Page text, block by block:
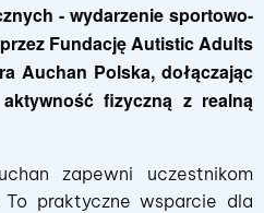
- wydarzenie sportowo-
Fundację Autistic Adults
Auchan Polska, dołączając
fizyczną z realną
zapewni uczestnikom
praktyczne wsparcie dla